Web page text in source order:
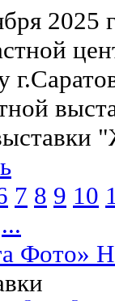
7 8 9 10
...
Фото»